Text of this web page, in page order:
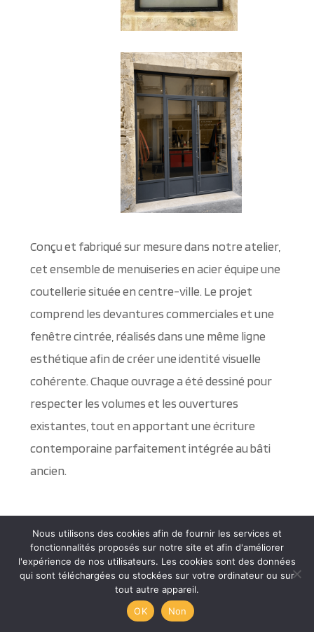
Conçu et fabriqué sur mesure dans notre atelier,
cet ensemble de menuiseries en acier équipe une
coutellerie située en centre-ville. Le projet
comprend les devantures commerciales et une
fenêtre cintrée, réalisés dans une même ligne
esthétique afin de créer une identité visuelle
cohérente. Chaque ouvrage a été dessiné pour
respecter les volumes et les ouvertures
existantes, tout en apportant une écriture
contemporaine parfaitement intégrée au bâti
ancien.
Devanture en acier cintrée avec
bâton de maréchal en bois
Nous utilisons des cookies afin de fournir les services et
fonctionnalités proposés sur notre site et afin d'améliorer
l'expérience de nos utilisateurs. Les cookies sont des données
qui sont téléchargées ou stockées sur votre ordinateur ou sur
tout autre appareil.
OK
Non